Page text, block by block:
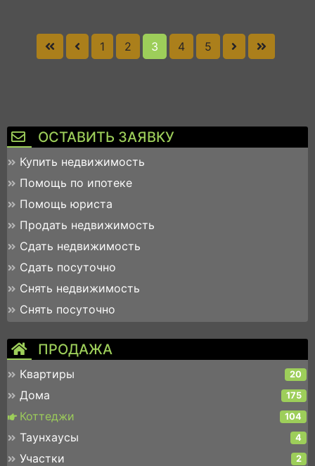
ОСТАВИТЬ ЗАЯВКУ
Купить недвижимость
Помощь по ипотеке
Помощь юриста
Продать недвижимость
Сдать недвижимость
Сдать посуточно
Снять недвижимость
Снять посуточно
ПРОДАЖА
Квартиры 20
Дома 175
Коттеджи 104
Таунхаусы 4
Участки 2
1 2 3 4 5